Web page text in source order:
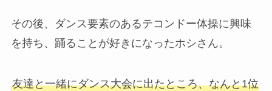
その後、ダンス要素のあるテコンドー体操に興味
を持ち、踊ることが好きになったホシさん。
友達と一緒にダンス大会に出たところ、なんと1位